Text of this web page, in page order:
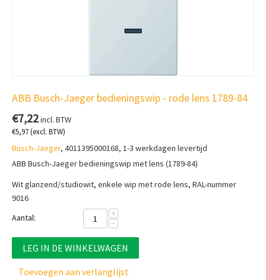
ABB Busch-Jaeger bedieningswip - rode lens 1789-84
€7,22incl. BTW
€5,97(excl. BTW)
Busch-Jaeger, 4011395000168, 1-3 werkdagen levertijd
ABB Busch-Jaeger bedieningswip met lens (1789-84)
Wit glanzend/studiowit, enkele wip met rode lens, RAL-nummer
9016
Aantal:
+
−
LEG IN DE WINKELWAGEN
Toevoegen aan verlanglijst